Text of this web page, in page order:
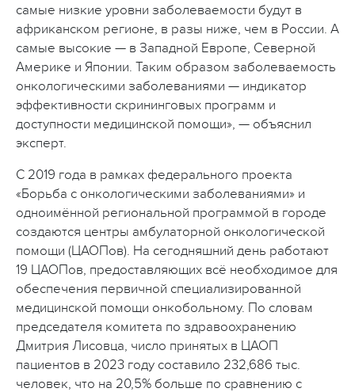
самые низкие уровни заболеваемости будут в
африканском регионе, в разы ниже, чем в России. А
самые высокие — в Западной Европе, Северной
Америке и Японии. Таким образом заболеваемость
онкологическими заболеваниями — индикатор
эффективности скрининговых программ и
доступности медицинской помощи», — объяснил
эксперт.
С 2019 года в рамках федерального проекта
«Борьба с онкологическими заболеваниями» и
одноимённой региональной программой в городе
создаются центры амбулаторной онкологической
помощи (ЦАОПов). На сегодняшний день работают
19 ЦАОПов, предоставляющих всё необходимое для
обеспечения первичной специализированной
медицинской помощи онкобольному. По словам
председателя комитета по здравоохранению
Дмитрия Лисовца, число принятых в ЦАОП
пациентов в 2023 году составило 232,686 тыс.
человек, что на 20,5% больше по сравнению с